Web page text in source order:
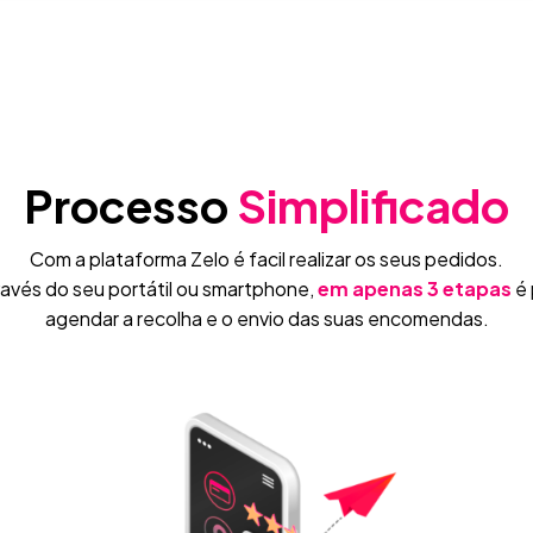
Processo Simplificado
Com a plataforma Zelo é facil realizar os seus pedidos.
do seu portátil ou smartphone,em apenas 3 etapas é
agendar a recolha e o envio das suas encomendas.